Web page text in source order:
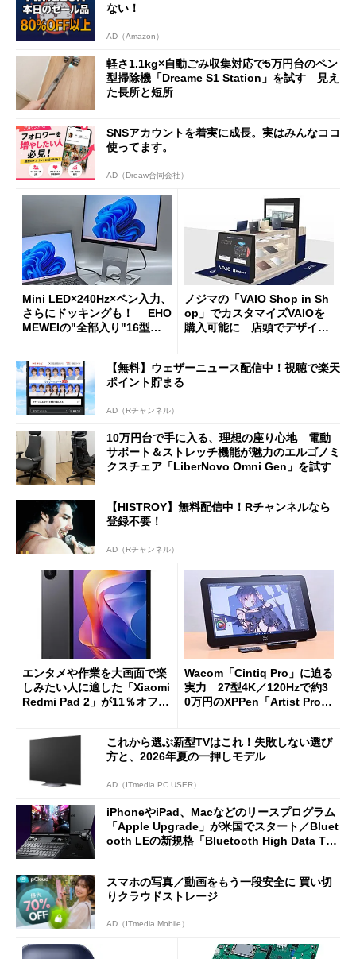
ない！
AD（Amazon）
軽さ1.1kg×自動ごみ収集対応で5万円台のペン
型掃除機「Dreame S1 Station」を試す 見え
た長所と短所
SNSアカウントを着実に成長。実はみんなココ
使ってます。
AD（Dreaw合同会社）
Mini LED×240Hz×ペン入力、
さらにドッキングも！ EHO
MEWEIの"全部入り"16型モ
ノジマの「VAIO Shop in Sh
op」でカスタマイズVAIOを
購入可能に 店頭でデザイン
【無料】ウェザーニュース配信中！視聴で楽天
ポイント貯まる
AD（Rチャンネル）
10万円台で手に入る、理想の座り心地 電動
サポート＆ストレッチ機能が魅力のエルゴノミ
クスチェア「LiberNovo Omni Gen」を試す
【HISTROY】無料配信中！Rチャンネルなら
登録不要！
AD（Rチャンネル）
エンタメや作業を大画面で楽
しみたい人に適した「Xiaomi
Redmi Pad 2」が11％オフの
Wacom「Cintiq Pro」に迫る
実力 27型4K／120Hzで約3
0万円のXPPen「Artist Pro 2
これから選ぶ新型TVはこれ！失敗しない選び
方と、2026年夏の一押しモデル
AD（ITmedia PC USER）
iPhoneやiPad、Macなどのリースプログラム
「Apple Upgrade」が米国でスタート／Bluet
ooth LEの新規格「Bluetooth High Data Thr
スマホの写真／動画をもう一段安全に 買い切
りクラウドストレージ
AD（ITmedia Mobile）